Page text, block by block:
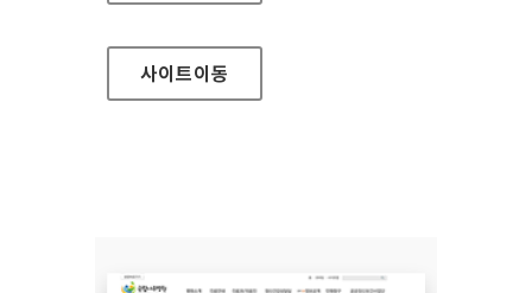
사이트이동